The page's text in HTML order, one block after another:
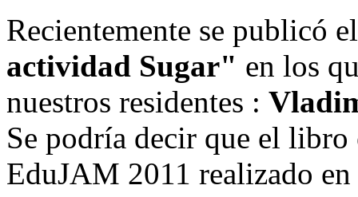
Recientemente se publicó
actividad Sugar" en los
nuestros residentes :
Se podría decir que el
EduJAM 2011 realizado